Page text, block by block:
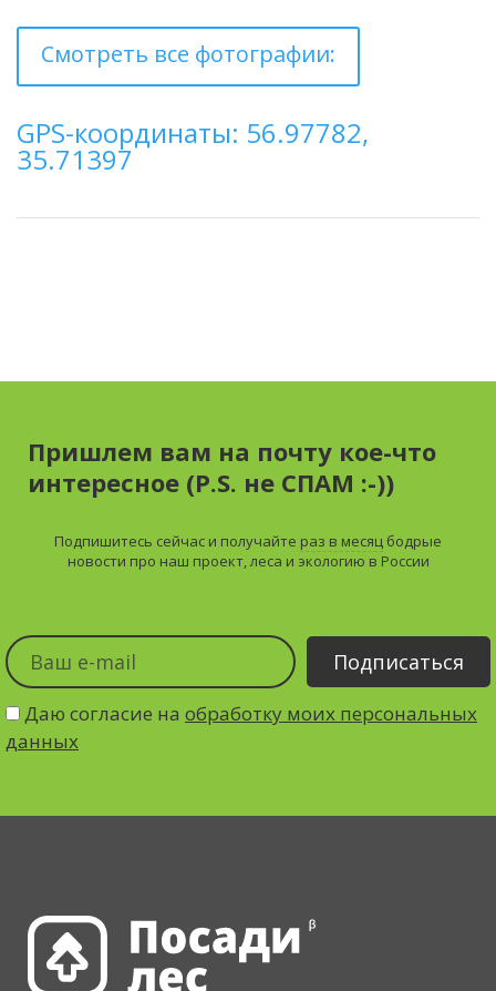
Смотреть все фотографии:
GPS-координаты: 56.97782,
35.71397
Пришлем вам на почту кое-что
интересное (P.S. не СПАМ :-))
Подпишитесь сейчас и получайте раз в месяц бодрые
новости про наш проект, леса и экологию в России
Даю согласие на обработку моих персональных
данных